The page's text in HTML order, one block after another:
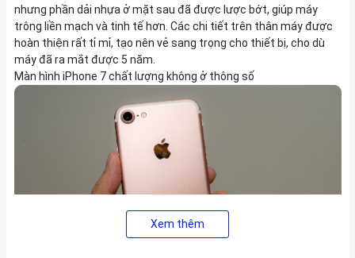
nhưng phần dải nhựa ở mặt sau đã được lược bớt, giúp máy
trông liền mạch và tinh tế hơn. Các chi tiết trên thân máy được
hoàn thiện rất tỉ mỉ, tạo nên vẻ sang trọng cho thiết bị, cho dù
máy đã ra mắt được 5 năm.
Màn hình iPhone 7 chất lượng không ở thông số
Xem thêm